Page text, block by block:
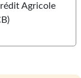
Agricole